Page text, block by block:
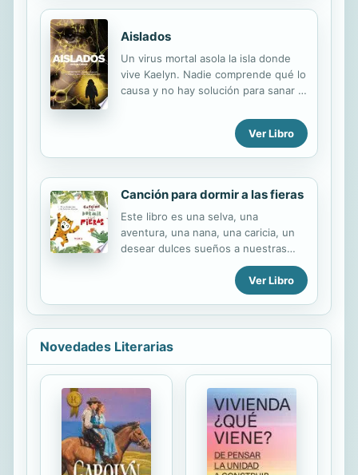
un mordedor de narices, y el
Además traman planes secretos,
espían a los papás, juegan en la
oscuridad y mucho más.
Aislados
Un virus mortal asola la isla donde
vive Kaelyn. Nadie comprende qué lo
causa y no hay solución para sanar a
establecer una cuarentena y nadie
puede salir de la isla? ni volver a
ella.Los que todavía están sanos...
Ver Libro
Canción para dormir a las fieras
Este libro es una selva, una
aventura, una nana, una caricia, un
desear dulces sueños a nuestras
fieras. ¿Qué hacer cuando no hay
manera de dormira nuestras
pequeñas fieras? Este cuento-
canción de Paula Carbonell (ilustrado
por José Antonio Perona) te ayudará
a dejar grogui a esas criaturas
escuchar la nana!
Ver Libro
Novedades Literarias